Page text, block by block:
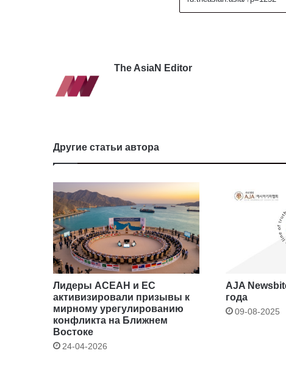
The AsiaN Editor
Другие статьи автора
Лидеры АСЕАН и ЕС
активизировали призывы к
мирному урегулированию
конфликта на Ближнем
Востоке
24-04-2026
AJA
года
09-08-2025